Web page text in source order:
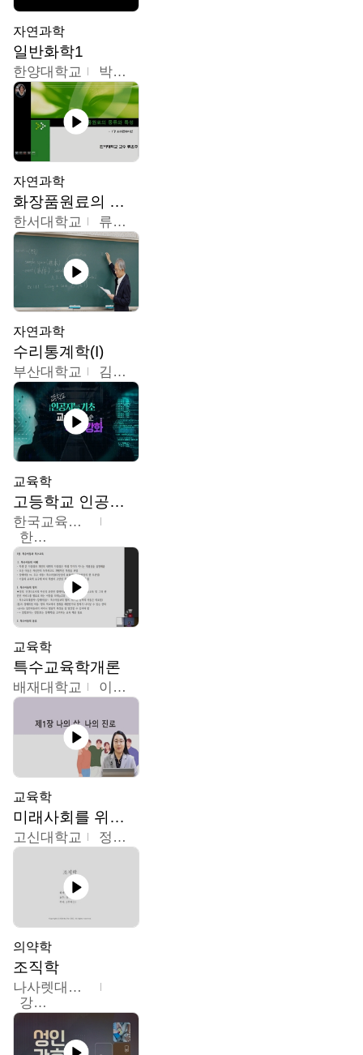
자연과학
일반화학1
한양대학교 박경호
자연과학
화장품원료의 종류와 특성
한서대학교 류은주
자연과학
수리통계학(I)
부산대학교 김충락
교육학
고등학교 인공지능 기초 교수ㆍ학습 역량 강화
한국교육학술정보원
한국교육학술정보원
교육학
특수교육학개론
배재대학교 이현주
교육학
미래사회를 위한 진로 탐색 및 설계
고신대학교 정주영
의약학
조직학
나사렛대학교
강지언